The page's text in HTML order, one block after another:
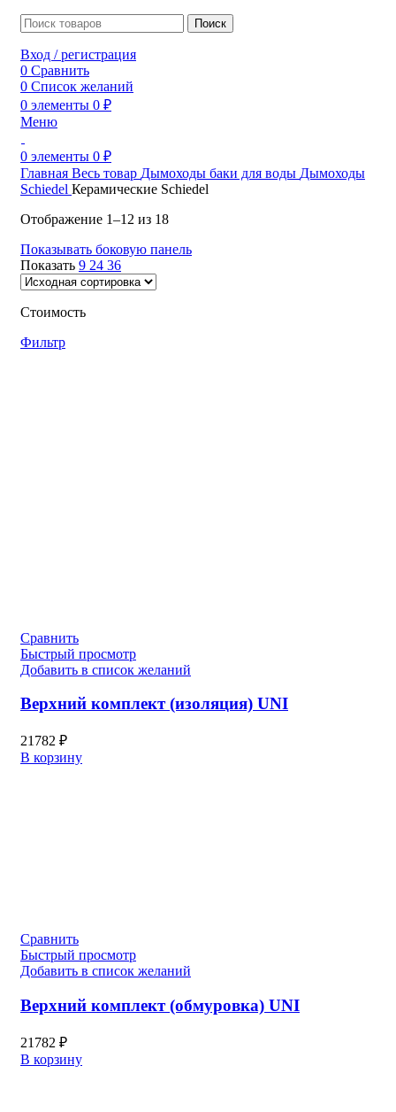
Поиск
Вход / регистрация
0 Сравнить
0 Список желаний
0 элементы 0 ₽
Меню
0 элементы 0 ₽
Главная Весь товар Дымоходы баки для воды Дымоходы
Schiedel Керамические Schiedel
Отображение 1–12 из 18
Показывать боковую панель
Показать 9 24 36
Стоимость
Фильтр
Сравнить
Быстрый просмотр
Добавить в список желаний
Верхний комплект (изоляция) UNI
21782 ₽
В корзину
Сравнить
Быстрый просмотр
Добавить в список желаний
Верхний комплект (обмуровка) UNI
21782 ₽
В корзину